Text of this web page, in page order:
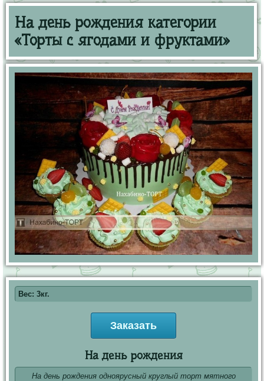
На день рождения категории
«Торты с ягодами и фруктами»
Вес: 3кг.
Заказать
На день рождения
На день рождения одноярусный круглый торт мятного